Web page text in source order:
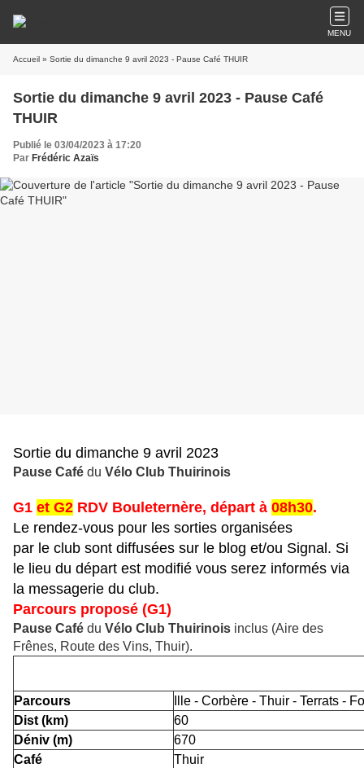
MENU
Accueil » Sortie du dimanche 9 avril 2023 - Pause Café THUIR
Sortie du dimanche 9 avril 2023 - Pause Café
THUIR
Publié le 03/04/2023 à 17:20
Par Frédéric Azaïs
Sortie du dimanche 9 avril 2023
Pause Café du Vélo Club Thuirinois
G1 et G2 RDV Bouleternère, départ à 08h30.
Le rendez-vous pour les sorties organisées
par le club sont diffusées sur le blog et/ou Signal. Si
le lieu du départ est modifié vous serez informés via
la messagerie du club.
Parcours proposé (G1)
Pause Café du Vélo Club Thuirinois inclus (Aire des
Frênes, Route des Vins, Thuir).
Parcours
Ille - Corbère - Thuir - Terrats -
Dist (km)
60
Déniv (m)
670
Café
Thuir